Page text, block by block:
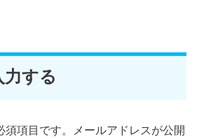
力する
須項目です。メールアドレスが公開